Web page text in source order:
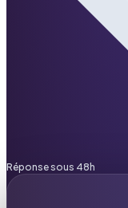
Réponse sous 48h